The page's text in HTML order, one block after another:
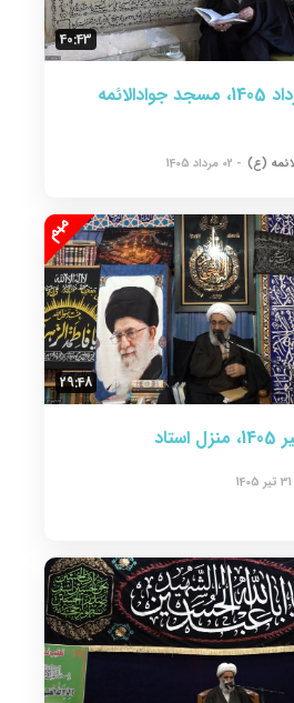
40:43
منبر 2 مرداد 1405، مسجد جوادالائمه
(ع) - 02 مرداد 1405
29:48